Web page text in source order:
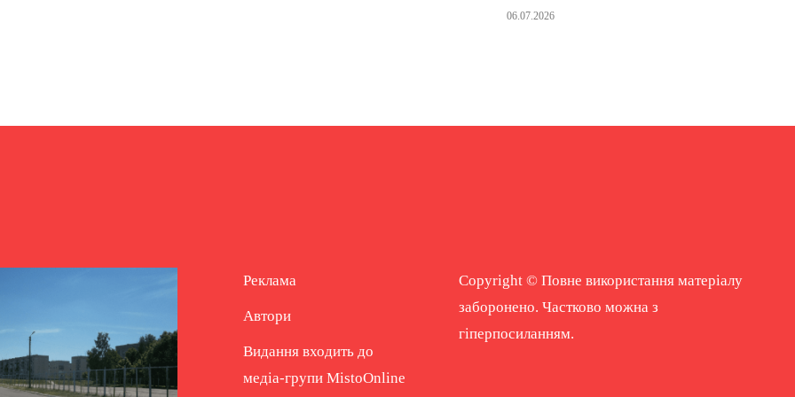
06.07.2026
Реклама
Автори
Видання входить до
медіа-групи MistoOnline
Copyright © Повне використання матеріалу
заборонено. Частково можна з
гіперпосиланням.